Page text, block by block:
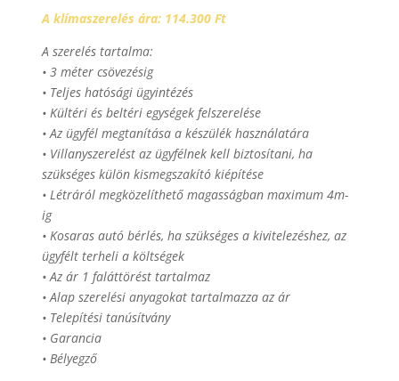
A klímaszerelés ára: 114.300 Ft
A szerelés tartalma:
• 3 méter csövezésig
• Teljes hatósági ügyintézés
• Kültéri és beltéri egységek felszerelése
• Az ügyfél megtanítása a készülék használatára
• Villanyszerelést az ügyfélnek kell biztosítani, ha
szükséges külön kismegszakító kiépítése
• Létráról megközelíthető magasságban maximum 4m-
ig
• Kosaras autó bérlés, ha szükséges a kivitelezéshez, az
ügyfélt terheli a költségek
• Az ár 1 faláttörést tartalmaz
• Alap szerelési anyagokat tartalmazza az ár
• Telepítési tanúsítvány
• Garancia
• Bélyegző